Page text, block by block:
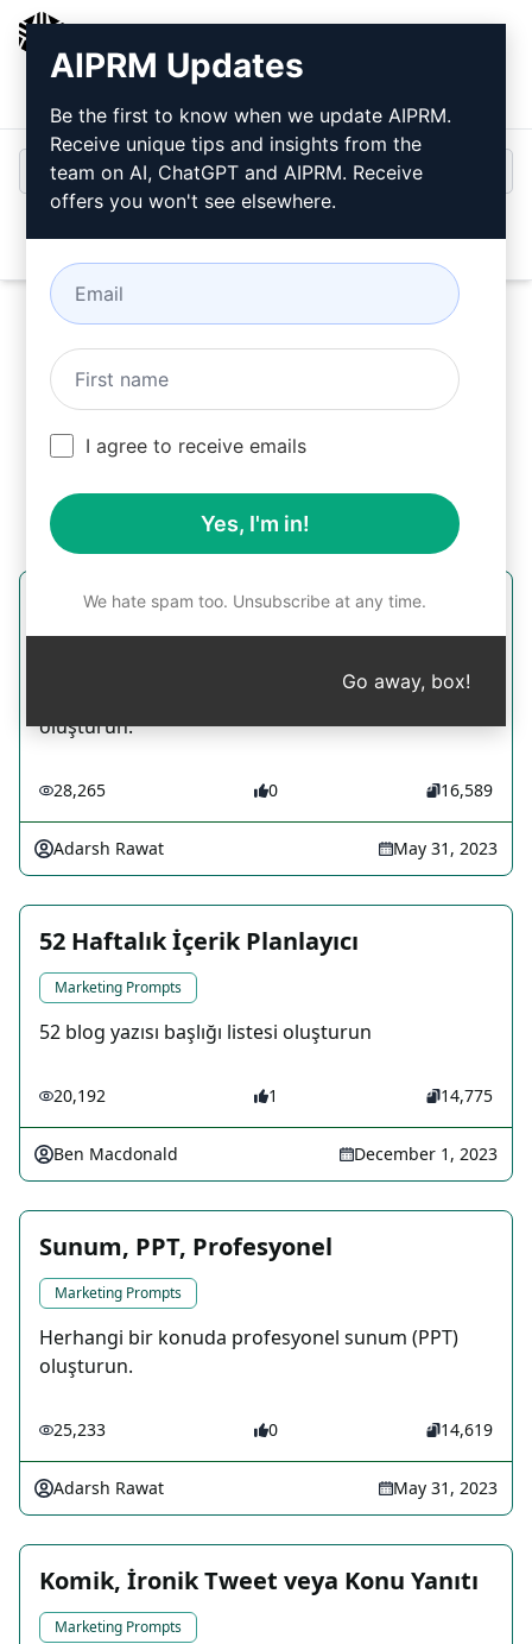
Giriş
Bunları kullanın Marketing Prompts AIPRM'yi
yükledikten sonra ChatGPT'de ücretsiz olarak.
Sunum, PPT, profesyonel
Herhangi bir konuda profesyonel sunum (PPT)
oluşturun.
28,265 0 16,589
Adarsh Rawat May 31, 2023
52 Haftalık İçerik Planlayıcı
Marketing Prompts
52 blog yazısı başlığı listesi oluşturun
20,192 1 14,775
Ben Macdonald December 1, 2023
Sunum, PPT, Profesyonel
Marketing Prompts
Herhangi bir konuda profesyonel sunum (PPT)
oluşturun.
25,233 0 14,619
Adarsh Rawat May 31, 2023
Komik, İronik Tweet veya Konu Yanıtı
Marketing Prompts
AIPRM Updates
Be the first to know when we update AIPRM.
Receive unique tips and insights from the
team on AI, ChatGPT and AIPRM. Receive
offers you won't see elsewhere.
I agree to receive emails
Yes, I'm in!
We hate spam too. Unsubscribe at any time.
Go away, box!